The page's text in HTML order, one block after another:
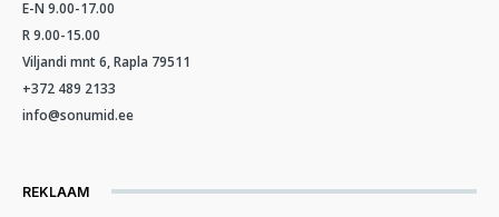
E-N 9.00-17.00
R 9.00-15.00
Viljandi mnt 6, Rapla 79511
+372 489 2133
info@sonumid.ee
REKLAAM